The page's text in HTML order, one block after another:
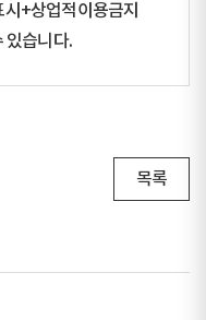
+상업적이용금지
있습니다.
목록